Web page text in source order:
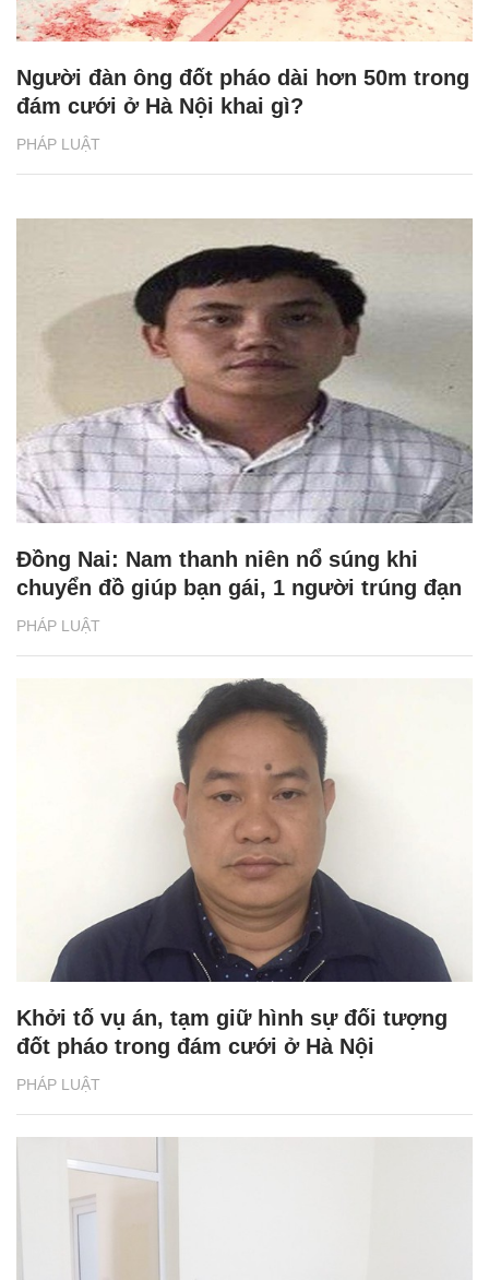
PHÁP LUẬT
Người đàn ông đốt pháo dài hơn 50m trong
đám cưới ở Hà Nội khai gì?
PHÁP LUẬT
Đồng Nai: Nam thanh niên nổ súng khi
chuyển đồ giúp bạn gái, 1 người trúng đạn
PHÁP LUẬT
Khởi tố vụ án, tạm giữ hình sự đối tượng
đốt pháo trong đám cưới ở Hà Nội